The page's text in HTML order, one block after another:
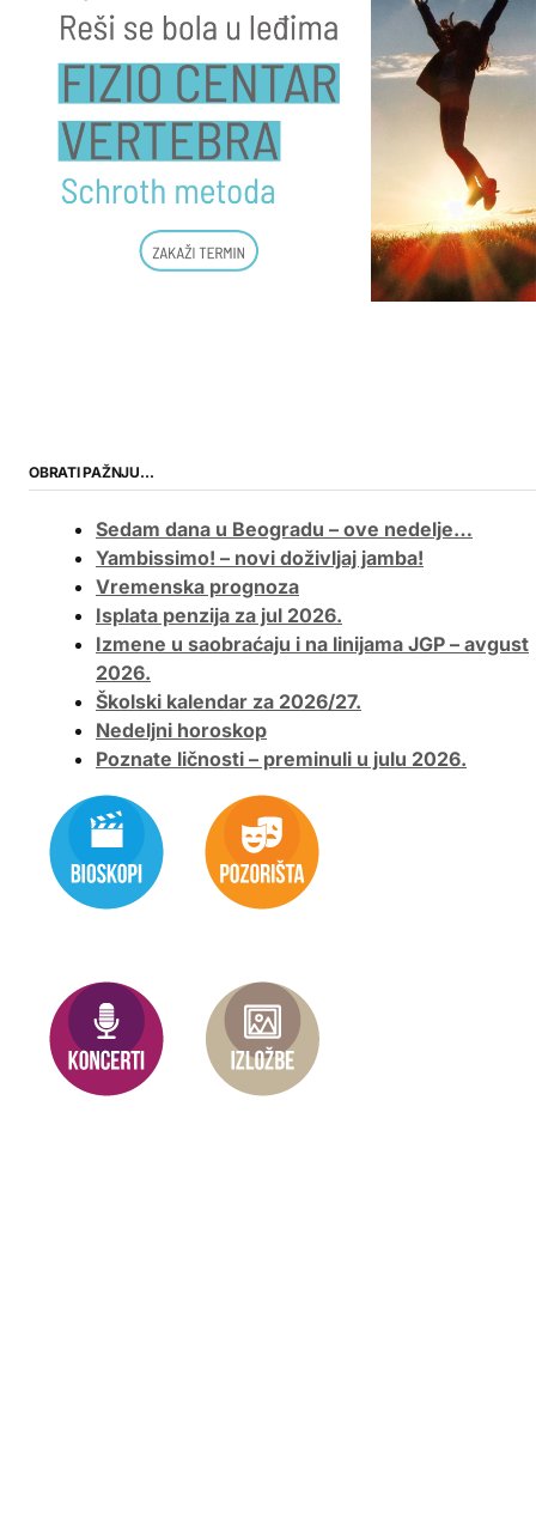
OBRATI PAŽNJU…
Sedam dana u Beogradu – ove nedelje…
Yambissimo! – novi doživljaj jamba!
Vremenska prognoza
Isplata penzija za jul 2026.
Izmene u saobraćaju i na linijama JGP – avgust
2026.
Školski kalendar za 2026/27.
Nedeljni horoskop
Poznate ličnosti – preminuli u julu 2026.